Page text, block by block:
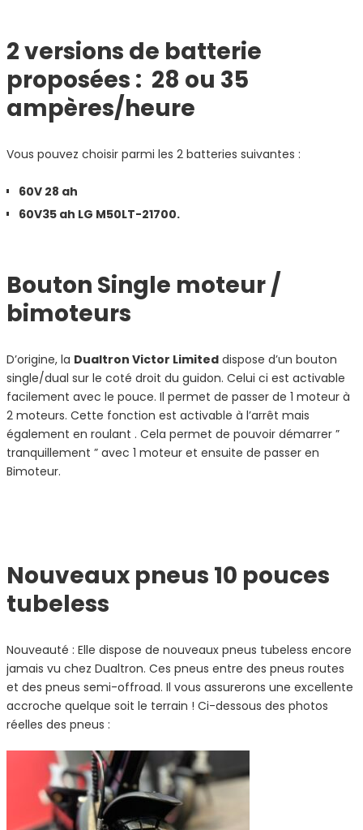
2 versions de batterie
proposées : 28 ou 35
ampères/heure
Vous pouvez choisir parmi les 2 batteries suivantes :
60V 28 ah
60V35 ah LG M50LT-21700.
Bouton Single moteur /
bimoteurs
D’origine, la Dualtron Victor Limited dispose d’un bouton
single/dual sur le coté droit du guidon. Celui ci est activable
facilement avec le pouce. Il permet de passer de 1 moteur à
2 moteurs. Cette fonction est activable à l’arrêt mais
également en roulant . Cela permet de pouvoir démarrer ”
tranquillement ” avec 1 moteur et ensuite de passer en
Bimoteur.
Nouveaux pneus 10 pouces
tubeless
Nouveauté : Elle dispose de nouveaux pneus tubeless encore
jamais vu chez Dualtron. Ces pneus entre des pneus routes
et des pneus semi-offroad. Il vous assurerons une excellente
accroche quelque soit le terrain ! Ci-dessous des photos
réelles des pneus :